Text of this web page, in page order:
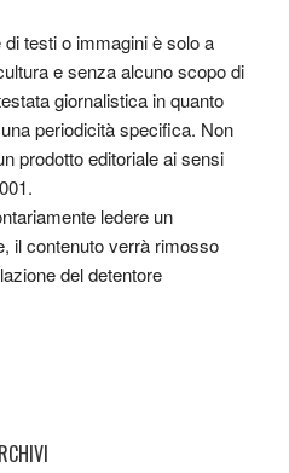
testi o immagini è solo a
e senza alcuno scopo di
giornalistica in quanto
periodicità specifica. Non
prodotto editoriale ai sensi
ledere un
il contenuto verrà rimosso
del detentore